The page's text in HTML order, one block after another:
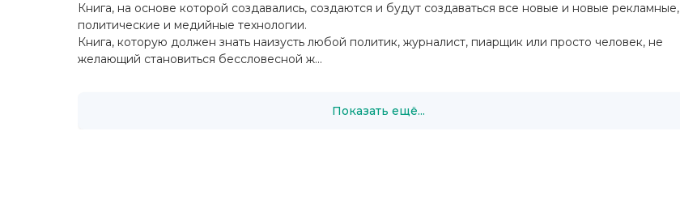
Книга, на основе которой создавались, создаются и будут создаваться все новые и новые рекламные,
политические и медийные технологии.
Книга, которую должен знать наизусть любой политик, журналист, пиарщик или просто человек, не
желающий становиться бессловесной ж...
Показать ещё...